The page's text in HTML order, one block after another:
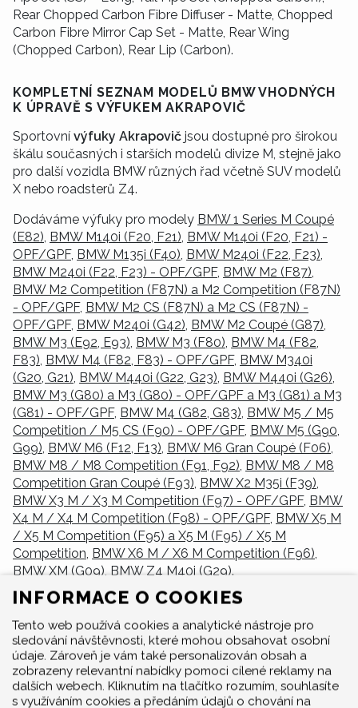
Rear Chopped Carbon Fibre Diffuser - Matte, Chopped
Carbon Fibre Mirror Cap Set - Matte, Rear Wing
(Chopped Carbon), Rear Lip (Carbon).
KOMPLETNÍ SEZNAM MODELŮ BMW VHODNÝCH
K ÚPRAVĚ S VÝFUKEM AKRAPOVIČ
Sportovní výfuky Akrapovič jsou dostupné pro širokou
škálu současných i starších modelů divize M, stejně jako
pro další vozidla BMW různých řad včetně SUV modelů
X nebo roadsterů Z4.
Dodáváme výfuky pro modely BMW 1 Series M Coupé
(E82), BMW M140i (F20, F21), BMW M140i (F20, F21) -
OPF/GPF, BMW M135i (F40), BMW M240i (F22, F23),
BMW M240i (F22, F23) - OPF/GPF, BMW M2 (F87),
BMW M2 Competition (F87N) a M2 Competition (F87N)
- OPF/GPF, BMW M2 CS (F87N) a M2 CS (F87N) -
OPF/GPF, BMW M240i (G42), BMW M2 Coupé (G87),
BMW M3 (E92, E93), BMW M3 (F80), BMW M4 (F82,
F83), BMW M4 (F82, F83) - OPF/GPF, BMW M340i
(G20, G21), BMW M440i (G22, G23), BMW M440i (G26),
BMW M3 (G80) a M3 (G80) - OPF/GPF a M3 (G81) a M3
(G81) - OPF/GPF, BMW M4 (G82, G83), BMW M5 / M5
Competition / M5 CS (F90) - OPF/GPF, BMW M5 (G90,
G99), BMW M6 (F12, F13), BMW M6 Gran Coupé (F06),
BMW M8 / M8 Competition (F91, F92), BMW M8 / M8
Competition Gran Coupé (F93), BMW X2 M35i (F39),
BMW X3 M / X3 M Competition (F97) - OPF/GPF, BMW
X4 M / X4 M Competition (F98) - OPF/GPF, BMW X5 M
/ X5 M Competition (F95) a X5 M (F95) / X5 M
Competition, BMW X6 M / X6 M Competition (F96),
BMW XM (G09),BMW Z4 M40i (G29).
BMW 440I (F32, F33, F36)
INFORMACE O COOKIES
Tento web používá cookies a analytické nástroje pro
sledování návštěvnosti, které mohou obsahovat osobní
údaje. Zároveň je vám také personalizován obsah a
zobrazeny relevantní nabídky pomoci cílené reklamy na
dalších webech. Kliknutím na tlačítko rozumím, souhlasíte
s využíváním cookies a předáním údajů o chování na